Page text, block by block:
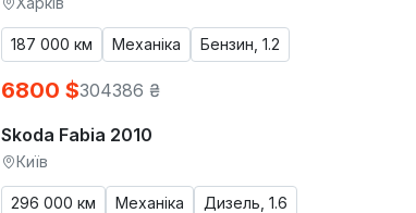
187 000 км Механіка Бензин, 1.2
6800 $304386 ₴
Skoda Fabia 2010
Київ
296 000 км Механіка Дизель, 1.6